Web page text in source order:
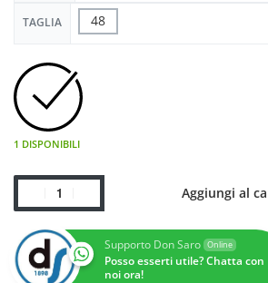
TAGLIA 48
1 DISPONIBILI
Aggiungi al
Supporto Don Saro Online
Posso esserti utile? Chatta con
noi ora!